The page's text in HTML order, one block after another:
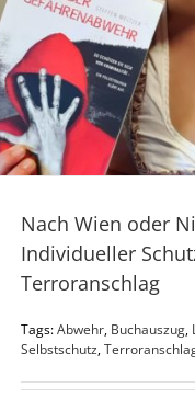
Nach Wien oder
Individueller
Terroranschlag
Tags:Abwehr, Buchauszug,
Selbstschutz,